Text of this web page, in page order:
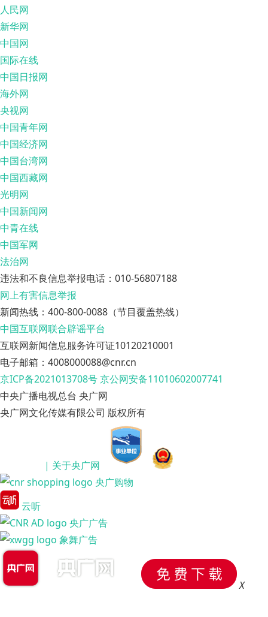
人民网
新华网
中国网
国际在线
中国日报网
海外网
央视网
中国青年网
中国经济网
中国台湾网
中国西藏网
光明网
中国新闻网
中青在线
中国军网
法治网
违法和不良信息举报电话：010-56807188
网上有害信息举报
新闻热线：400-800-0088（节目覆盖热线）
中国互联网联合辟谣平台
互联网新闻信息服务许可证10120210001
电子邮箱：4008000088@cnr.cn
京ICP备2021013708号京公网安备11010602007741
中央广播电视总台 央广网
央广网文化传媒有限公司 版权所有
| 关于央广网
央广购物
云听
央广广告
象舞广告
X